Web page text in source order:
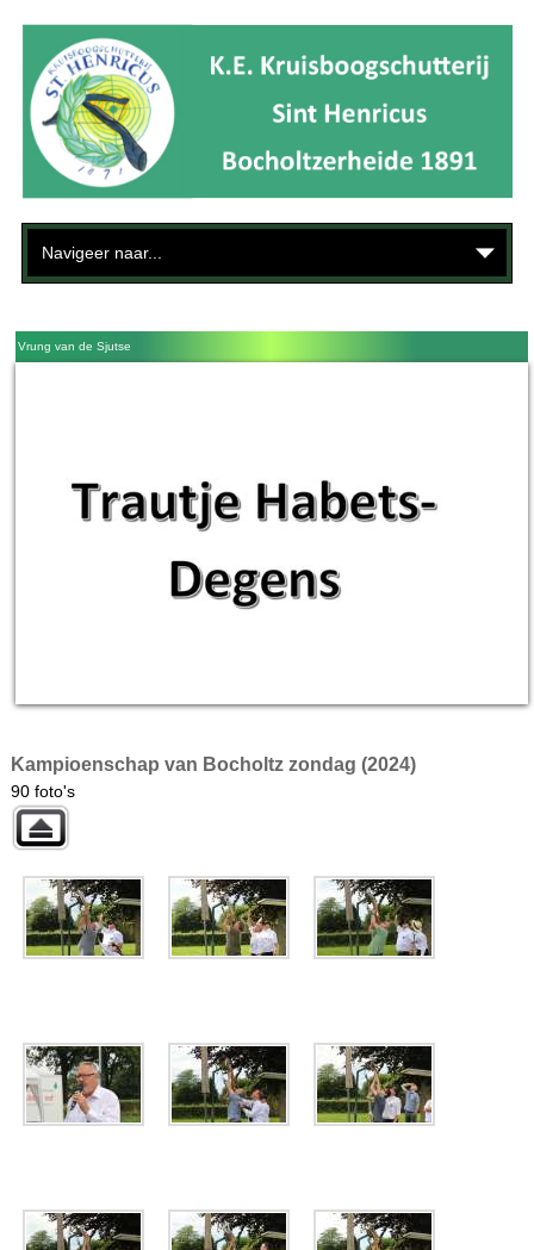
Vrung van de Sjutse
Kampioenschap van Bocholtz zondag (2024)
90 foto's